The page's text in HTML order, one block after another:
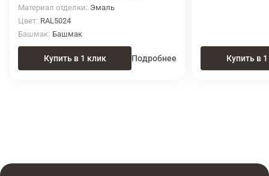
Материал отделки Эмаль
Цвет RAL5024
Башмак Башмак
Купить в 1 клик Подробнее Купить в